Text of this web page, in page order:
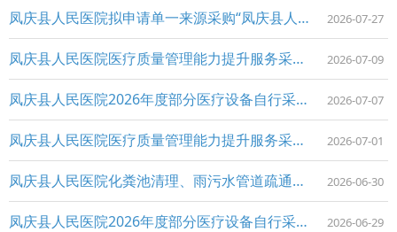
凤庆县人民医院拟申请单一来源采购“凤庆县人民医院PACS系统升级服务采购项目”的公示 2026-07-27
凤庆县人民医院医疗质量管理能力提升服务采购项目竞争性磋商成交公告 2026-07-09
凤庆县人民医院2026年度部分医疗设备自行采购项目（第二批）竞争性磋商成交公告 2026-07-07
凤庆县人民医院医疗质量管理能力提升服务采购项目竞争性磋商公告 2026-07-01
凤庆县人民医院化粪池清理、雨污水管道疏通服务采购项目竞争性磋商公告 2026-06-30
凤庆县人民医院2026年度部分医疗设备自行采购项目（第二批）竞争性磋商公告 2026-06-29